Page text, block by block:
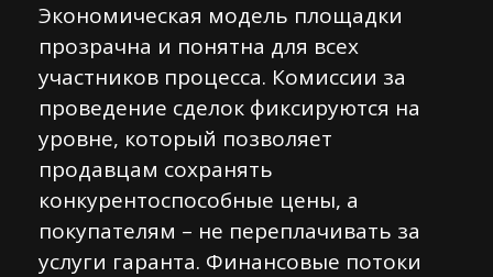
Экономическая модель площадки
прозрачна и понятна для всех
участников процесса. Комиссии за
проведение сделок фиксируются на
уровне, который позволяет
продавцам сохранять
конкурентоспособные цены, а
покупателям – не переплачивать за
услуги гаранта. Финансовые потоки